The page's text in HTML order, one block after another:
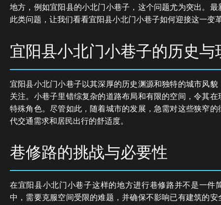
地方，例如宜阳县的小北门小巷子，这个问题尤为突出。
此类问题，让我们看看宜阳县小北门小巷子如何迎接这一变
宜阳县小北门小巷子的历史与
宜阳县小北门小巷子以其深厚的历史渊源和独特的城市风
关注。小巷子里错综复杂的道路布局和有限的空间，令其
特殊角色。尽管如此，随着城市的发展，急需对这些狭窄
代交通需求和居民出行的舒适度。
巷修路的挑战与必要性
在宜阳县小北门小巷子这样的地方进行巷修路并不是一件
中，需要克服空间受限的难题，并确保不影响已有建筑的